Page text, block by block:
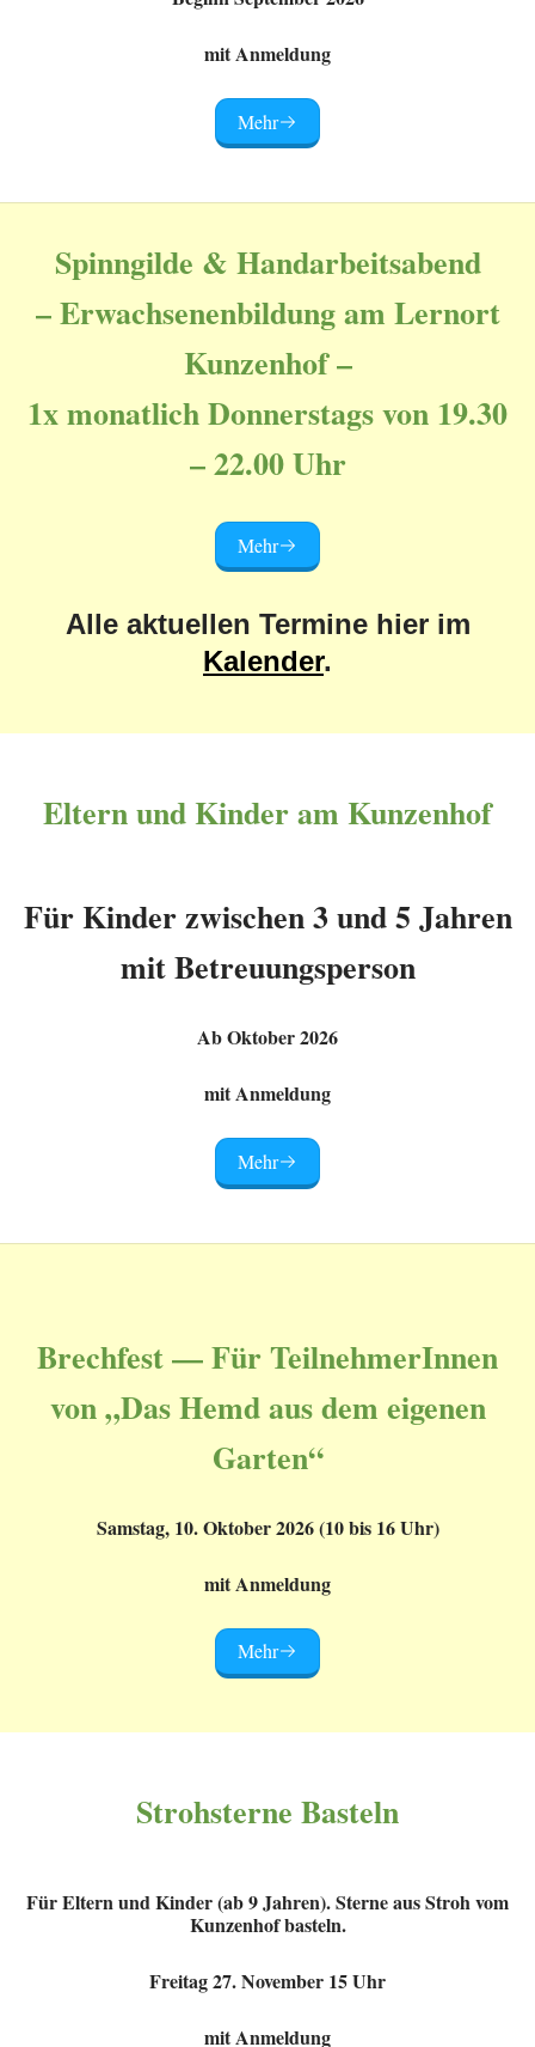
mit Anmeldung
Mehr
Spinngilde & Handarbeitsabend
– Erwachsenenbildung am Lernort
Kunzenhof –
1x monatlich Donnerstags von 19.30
– 22.00 Uhr
Mehr
Alle aktuellen Termine hier im
Kalender.
Eltern und Kinder am Kunzenhof
Für Kinder zwischen 3 und 5 Jahren
mit Betreuungsperson
Ab Oktober 2026
mit Anmeldung
Mehr
Brechfest — Für TeilnehmerInnen
von „Das Hemd aus dem eigenen
Garten“
Samstag, 10. Oktober 2026 (10 bis 16 Uhr)
mit Anmeldung
Mehr
Strohsterne Basteln
Für Eltern und Kinder (ab 9 Jahren). Sterne aus Stroh vom
Kunzenhof basteln.
Freitag 27. November 15 Uhr
mit Anmeldung